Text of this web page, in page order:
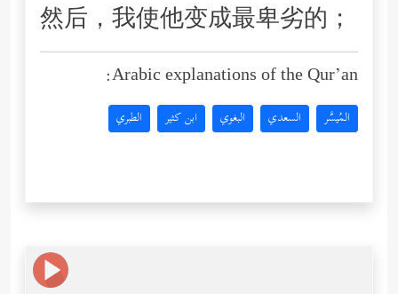
然后，我使他变成最卑劣的；
Arabic explanations of the Qur’an:
المُيسَّر السعدي البغوي ابن كثير الطبري